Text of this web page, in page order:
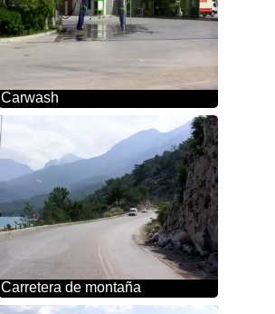
Carwash
Carretera de montaña